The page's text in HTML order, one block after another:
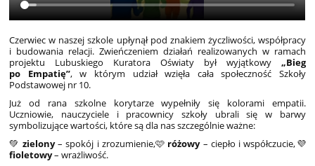
Czerwiec w naszej szkole upłynął pod znakiem życzliwości, współpracy
i budowania relacji. Zwieńczeniem działań realizowanych w ramach
projektu Lubuskiego Kuratora Oświaty był wyjątkowy „Bieg
po Empatię”, w którym udział wzięła cała społeczność Szkoły
Podstawowej nr 10.
Już od rana szkolne korytarze wypełniły się kolorami empatii.
Uczniowie, nauczyciele i pracownicy szkoły ubrali się w barwy
symbolizujące wartości, które są dla nas szczególnie ważne:
💚 zielony– spokój i zrozumienie,🩷 różowy– ciepło i współczucie,💜
fioletowy– wrażliwość.